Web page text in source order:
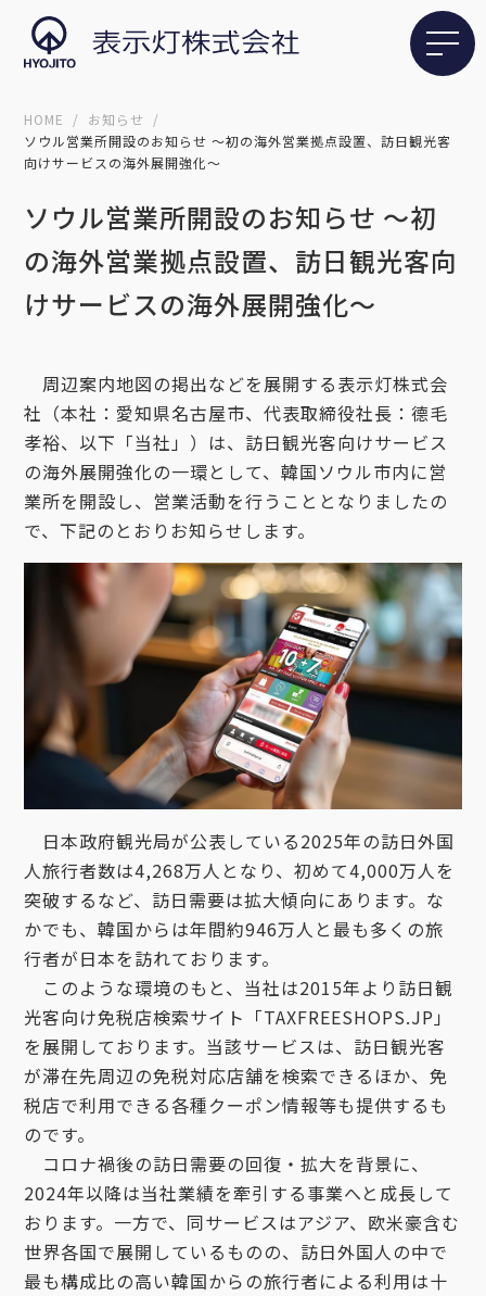
HOME
お知らせ
ソウル営業所開設のお知らせ ～初の海外営業拠点設置、訪日観光客
向けサービスの海外展開強化～
ソウル営業所開設のお知らせ ～初
の海外営業拠点設置、訪日観光客向
けサービスの海外展開強化～
周辺案内地図の掲出などを展開する表示灯株式会
社（本社：愛知県名古屋市、代表取締役社長：德毛
孝裕、以下「当社」）は、訪日観光客向けサービス
の海外展開強化の一環として、韓国ソウル市内に営
業所を開設し、営業活動を行うこととなりましたの
で、下記のとおりお知らせします。
日本政府観光局が公表している2025年の訪日外国
人旅行者数は4,268万人となり、初めて4,000万人を
突破するなど、訪日需要は拡大傾向にあります。な
かでも、韓国からは年間約946万人と最も多くの旅
行者が日本を訪れております。
このような環境のもと、当社は2015年より訪日観
光客向け免税店検索サイト「TAXFREESHOPS.JP」
を展開しております。当該サービスは、訪日観光客
が滞在先周辺の免税対応店舗を検索できるほか、免
税店で利用できる各種クーポン情報等も提供するも
のです。
コロナ禍後の訪日需要の回復・拡大を背景に、
2024年以降は当社業績を牽引する事業へと成長して
おります。一方で、同サービスはアジア、欧米豪含む
世界各国で展開しているものの、訪日外国人の中で
最も構成比の高い韓国からの旅行者による利用は十